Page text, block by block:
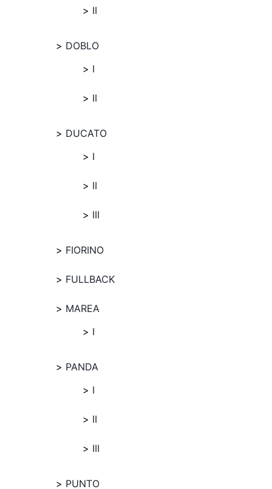
II
DOBLO
I
II
DUCATO
I
II
III
FIORINO
FULLBACK
MAREA
I
PANDA
I
II
III
PUNTO